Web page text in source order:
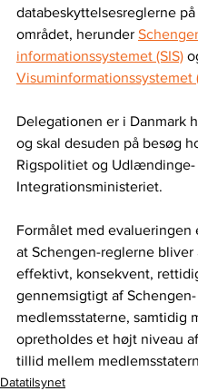
databeskyttelsesreglerne
området, herunder
informationssystemet (SIS)
Visuminformationssystemet
Delegationen er i Danmark
og skal desuden på besøg
Rigspolitiet og Udlændinge-
Integrationsministeriet.
Formålet med evalueringen
at Schengen-reglerne bliver
effektivt, konsekvent,
gennemsigtigt af Schengen-
medlemsstaterne, samtidig
opretholdes et højt niveau
tillid mellem
Datatilsynet